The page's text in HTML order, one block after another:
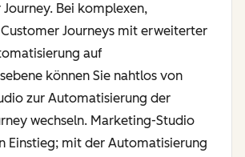
Bei komplexen,
Journeys mit erweiterter
auf
können Sie nahtlos von
zur Automatisierung der
wechseln. Marketing-Studio
Einstieg; mit der Automatisierung